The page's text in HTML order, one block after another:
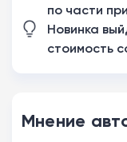
по части
Новинка
стоимость
Мнение